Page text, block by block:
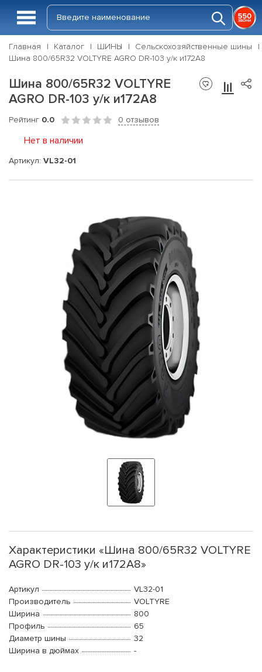
Главная Каталог ШИНЫ
Сельскохозяйственные шины
Шина 800/65R32 VOLTYRE AGRO DR-103 у/к и172А8
Шина 800/65R32 VOLTYRE
AGRO DR-103 у/к и172А8
Рейтинг 0.0 0 отзывов
Нет в наличии
Артикул: VL32-01
Характеристики «Шина 800/65R32 VOLTYRE
AGRO DR-103 у/к и172А8»
Артикул
VL32-01
Производитель
VOLTYRE
Ширина
800
Профиль
65
Диаметр шины
32
Ширина в дюймах
-